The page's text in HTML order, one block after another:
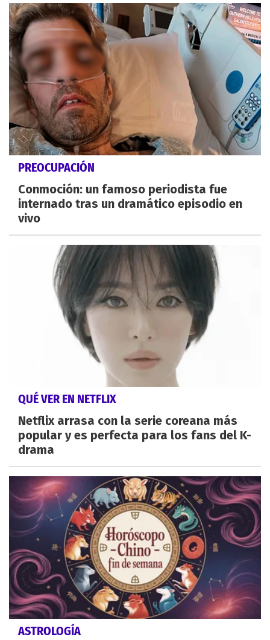
PREOCUPACIÓN
Conmoción: un famoso periodista fue
internado tras un dramático episodio en
vivo
QUÉ VER EN NETFLIX
Netflix arrasa con la serie coreana más
popular y es perfecta para los fans del K-
drama
ASTROLOGÍA